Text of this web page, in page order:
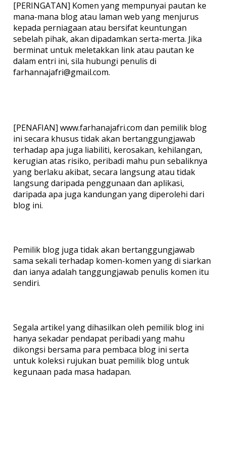
[PERINGATAN] Komen yang mempunyai pautan ke
mana-mana blog atau laman web yang menjurus
kepada perniagaan atau bersifat keuntungan
sebelah pihak, akan dipadamkan serta-merta. Jika
berminat untuk meletakkan link atau pautan ke
dalam entri ini, sila hubungi penulis di
farhannajafri@gmail.com.
[PENAFIAN] www.farhanajafri.com dan pemilik blog
ini secara khusus tidak akan bertanggungjawab
terhadap apa juga liabiliti, kerosakan, kehilangan,
kerugian atas risiko, peribadi mahu pun sebaliknya
yang berlaku akibat, secara langsung atau tidak
langsung daripada penggunaan dan aplikasi,
daripada apa juga kandungan yang diperolehi dari
blog ini.
Pemilik blog juga tidak akan bertanggungjawab
sama sekali terhadap komen-komen yang di siarkan
dan ianya adalah tanggungjawab penulis komen itu
sendiri.
Segala artikel yang dihasilkan oleh pemilik blog ini
hanya sekadar pendapat peribadi yang mahu
dikongsi bersama para pembaca blog ini serta
untuk koleksi rujukan buat pemilik blog untuk
kegunaan pada masa hadapan.